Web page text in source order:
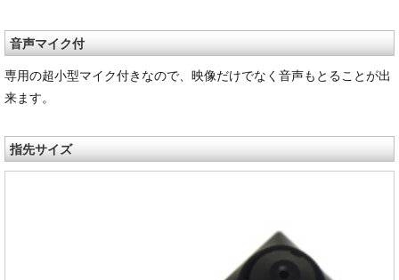
音声マイク付
専用の超小型マイク付きなので、映像だけでなく音声もとることが出
来ます。
指先サイズ